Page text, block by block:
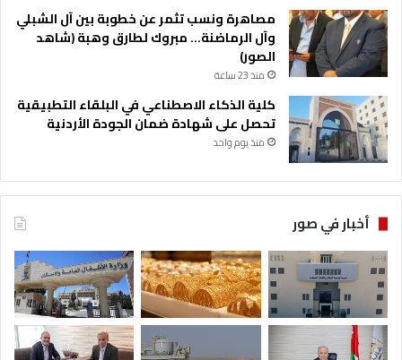
مصاهرة ونسب تثمر عن خطوبة بين آل الشبلي
وآل الرماضنة… مبروك لطارق وهبة (شاهد
الصور)
منذ 23 ساعة
كلية الذكاء الاصطناعي في البلقاء التطبيقية
تحصل على شهادة ضمان الجودة الأردنية
منذ يوم واحد
أخبار في صور